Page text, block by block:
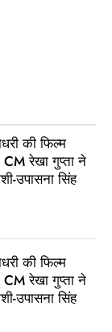
की फिल्म
CM रेखा गुप्ता ने
उपासना सिंह
की फिल्म
CM रेखा गुप्ता ने
उपासना सिंह